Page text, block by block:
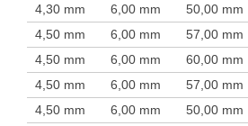
4,30 mm
6,00 mm 50,00 mm
4,50 mm
6,00 mm 57,00 mm
4,50 mm
6,00 mm 60,00 mm
4,50 mm
6,00 mm 57,00 mm
4,50 mm
6,00 mm 50,00 mm